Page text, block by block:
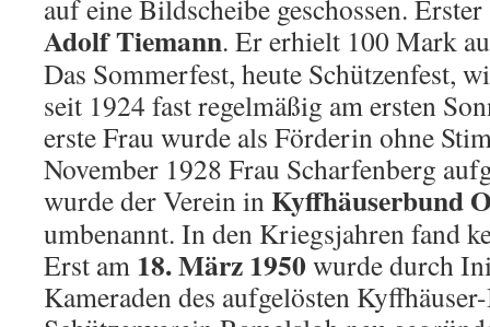
auf eine Bildscheibe geschossen.
Adolf Tiemann. Er erhielt 100 Mark
Das Sommerfest, heute Schützenfest,
seit 1924 fast regelmäßig am ersten
erste Frau wurde als Förderin ohne
November 1928 Frau Scharfenberg
wurde der Verein inKyffhäuserbund
umbenannt. In den Kriegsjahren fand
Erst am 18. März 1950 wurde durch
Kameraden des aufgelösten